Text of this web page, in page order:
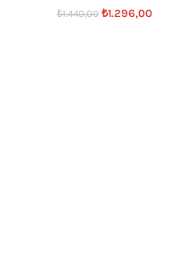
₺1.440,00 ₺1.296,00